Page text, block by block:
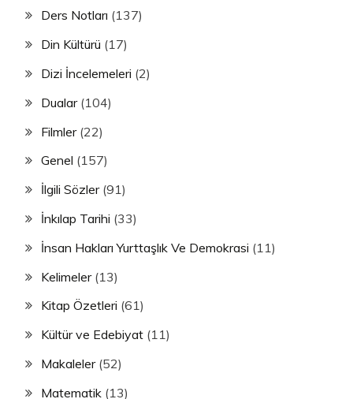
Ders Notları (137)
Din Kültürü (17)
Dizi İncelemeleri (2)
Dualar(104)
Filmler(22)
Genel (157)
İlgili Sözler(91)
İnkılap Tarihi (33)
İnsan Hakları Yurttaşlık Ve Demokrasi (11)
Kelimeler(13)
Kitap Özetleri (61)
Kültür ve Edebiyat (11)
Makaleler(52)
Matematik (13)